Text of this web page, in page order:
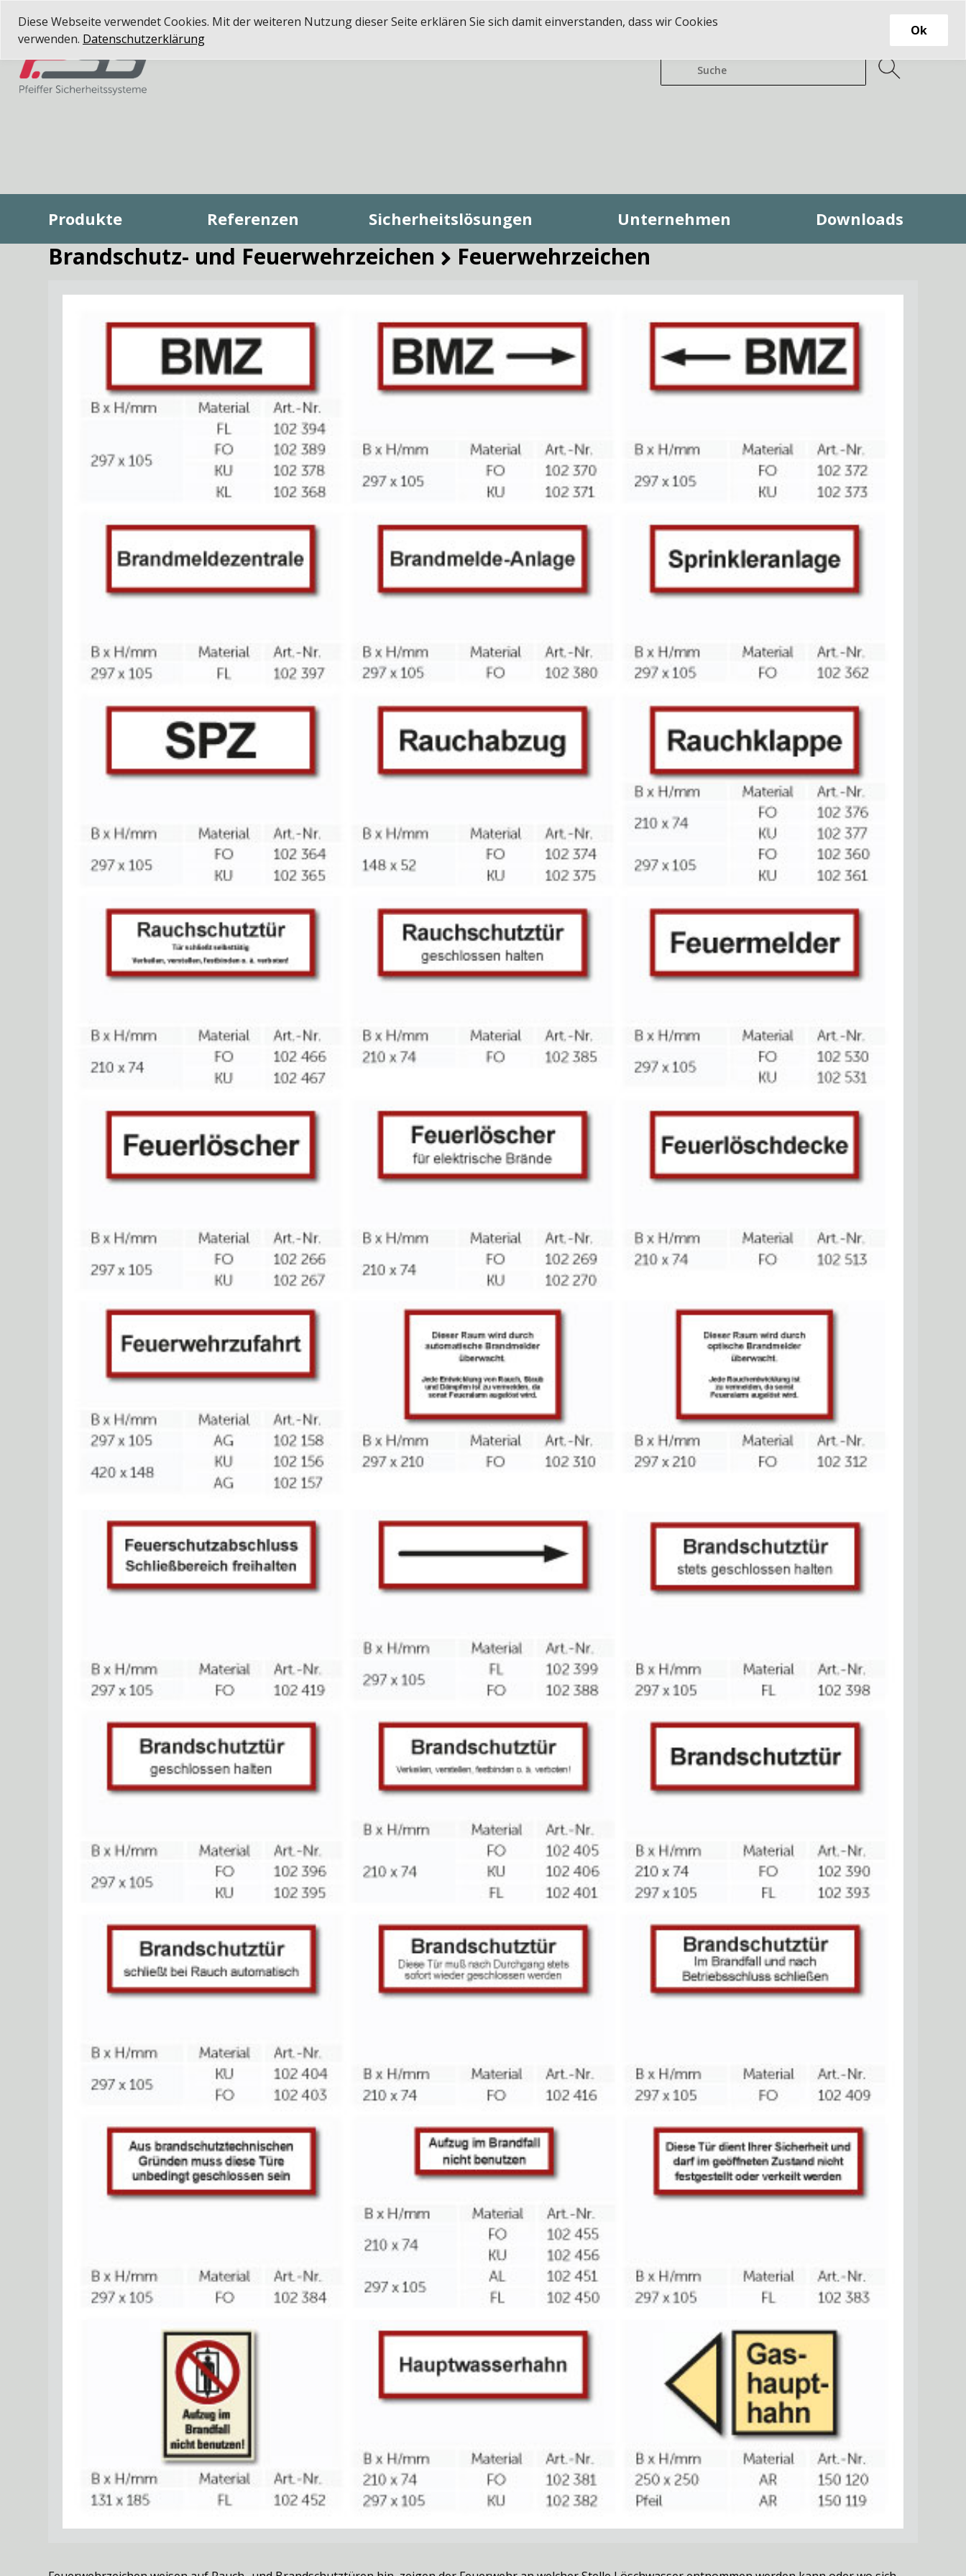
Diese Webseite verwendet Cookies. Mit der weiteren Nutzung dieser Seite erklären Sie sich damit einverstanden, dass wir Cookies
verwenden. Datenschutzerklärung
Ok
Produkte Referenzen Sicherheitslösungen Unternehmen Downloads
Brandschutz- und Feuerwehrzeichen  Feuerwehrzeichen